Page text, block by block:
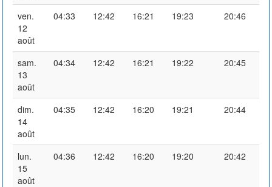
ven.
12
août
04:33 12:42 16:21 19:23 20:46
sam.
13
août
04:34 12:42 16:21 19:22 20:45
dim.
14
août
04:35 12:42 16:20 19:21 20:44
lun.
15
août
04:36 12:42 16:20 19:20 20:42